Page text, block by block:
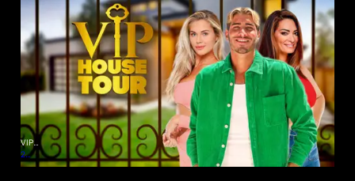
VIP
House
Tour
2
saisons